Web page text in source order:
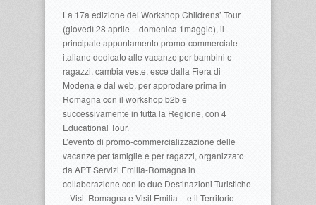
La 17a edizione del Workshop Childrens’ Tour
(giovedì 28 aprile – domenica 1maggio), il
principale appuntamento promo-commerciale
italiano dedicato alle vacanze per bambini e
ragazzi, cambia veste, esce dalla Fiera di
Modena e dal web, per approdare prima in
Romagna con il workshop b2b e
successivamente in tutta la Regione, con 4
Educational Tour.
L’evento di promo-commercializzazione delle
vacanze per famiglie e per ragazzi, organizzato
da APT Servizi Emilia-Romagna in
collaborazione con le due Destinazioni Turistiche
– Visit Romagna e Visit Emilia – e il Territorio